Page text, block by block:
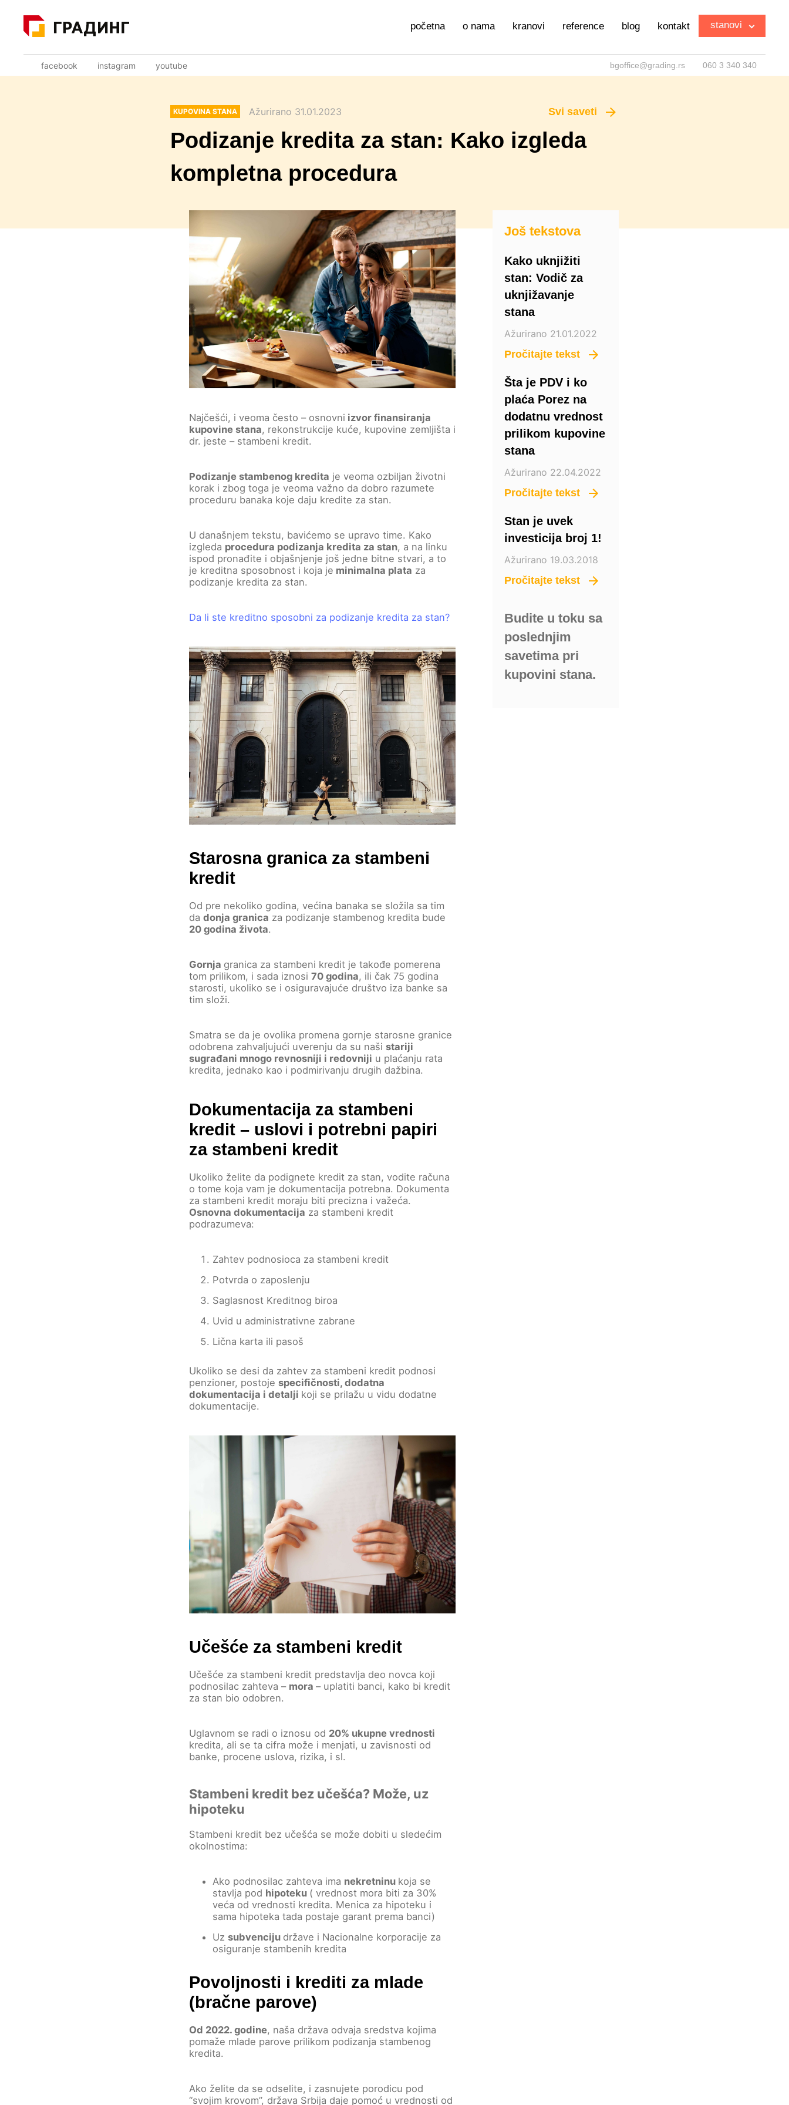
početna o nama kranovi reference blog kontakt stanovi
facebook instagram youtube bgoffice@grading.rs 060 3 340 340
KUPOVINA STANA Ažurirano 31.01.2023 Svi saveti
Podizanje kredita za stan: Kako izgleda
kompletna procedura
Najčešći, i veoma često – osnovni izvor finansiranja
kupovine stana, rekonstrukcije kuće, kupovine zemljišta i
dr. jeste – stambeni kredit.
Podizanje stambenog kredita je veoma ozbiljan životni
korak i zbog toga je veoma važno da dobro razumete
proceduru banaka koje daju kredite za stan.
U današnjem tekstu, bavićemo se upravo time. Kako
izgleda procedura podizanja kredita za stan, a na linku
ispod pronađite i objašnjenje još jedne bitne stvari, a to
je kreditna sposobnost i koja je minimalna plata za
podizanje kredita za stan.
Da li ste kreditno sposobni za podizanje kredita za stan?
Starosna granica za stambeni
kredit
Od pre nekoliko godina, većina banaka se složila sa tim
dadonja granica za podizanje stambenog kredita bude
20 godina života.
Gornja granica za stambeni kredit je takođe pomerena
tom prilikom, i sada iznosi70 godina, ili čak 75 godina
starosti, ukoliko se i osiguravajuće društvo iza banke sa
tim složi.
Smatra se da je ovolika promena gornje starosne granice
odobrena zahvaljujući uverenju da su našistariji
sugrađani mnogo revnosniji i redovniji u plaćanju rata
kredita, jednako kao i podmirivanju drugih dažbina.
Dokumentacija za stambeni
kredit – uslovi i potrebni papiri
za stambeni kredit
Ukoliko želite da podignete kredit za stan, vodite računa
o tome koja vam je dokumentacija potrebna. Dokumenta
za stambeni kredit moraju biti precizna i važeća.
Osnovna dokumentacija za stambeni kredit
podrazumeva:
Zahtev podnosioca za stambeni kredit
Potvrda o zaposlenju
Saglasnost Kreditnog biroa
Uvid u administrativne zabrane
Lična karta ili pasoš
Ukoliko se desi da zahtev za stambeni kredit podnosi
penzioner, postojespecifičnosti, dodatna
dokumentacija i detalji koji se prilažu u vidu dodatne
dokumentacije.
Učešće za stambeni kredit
Učešće za stambeni kredit predstavlja deo novca koji
podnosilac zahteva – mora– uplatiti banci, kako bi kredit
za stan bio odobren.
Uglavnom se radi o iznosu od 20% ukupne vrednosti
kredita, ali se ta cifra može i menjati, u zavisnosti od
banke, procene uslova, rizika, i sl.
Stambeni kredit bez učešća? Može, uz
hipoteku
Stambeni kredit bez učešća se može dobiti u sledećim
okolnostima:
Ako podnosilac zahteva ima nekretninu koja se
stavlja pod hipoteku ( vrednost mora biti za 30%
veća od vrednosti kredita. Menica za hipoteku i
sama hipoteka tada postaje garant prema banci)
Uzsubvenciju države i Nacionalne korporacije za
osiguranje stambenih kredita
Povoljnosti i krediti za mlade
(bračne parove)
Od 2022. godine, naša država odvaja sredstva kojima
pomaže mlade parove prilikom podizanja stambenog
kredita.
Ako želite da se odselite, i zasnujete porodicu pod
“svojim krovom”, država Srbija daje pomoć u vrednosti od
Još tekstova
Kako uknjižiti
stan: Vodič za
uknjižavanje
stana
Ažurirano 21.01.2022
Pročitajte tekst
Šta je PDV i ko
plaća Porez na
dodatnu vrednost
prilikom kupovine
stana
Ažurirano 22.04.2022
Pročitajte tekst
Stan je uvek
investicija broj 1!
Ažurirano 19.03.2018
Pročitajte tekst
Budite u toku sa
poslednjim
savetima pri
kupovini stana.